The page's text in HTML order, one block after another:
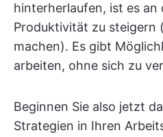
hinterherlaufen, ist es an
Produktivität zu steigern
machen). Es gibt
arbeiten, ohne sich zu
Beginnen Sie also jetzt
Strategien in Ihren